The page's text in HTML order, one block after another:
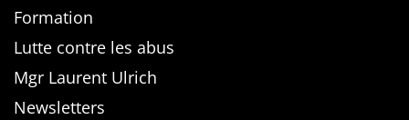
Formation
Lutte contre les abus
Mgr Laurent Ulrich
Newsletters